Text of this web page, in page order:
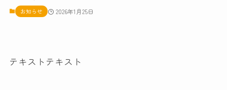
お知らせ 2026年1月25日
テキストテキスト